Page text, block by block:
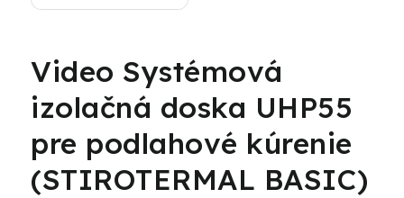
Video Systémová
izolačná doska UHP55
pre podlahové kúrenie
(STIROTERMAL BASIC)